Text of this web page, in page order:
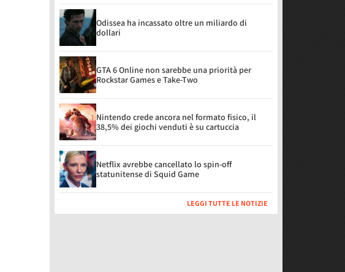
Odissea ha incassato oltre un miliardo di
dollari
GTA 6 Online non sarebbe una priorità per
Rockstar Games e Take-Two
Nintendo crede ancora nel formato fisico, il
38,5% dei giochi venduti è su cartuccia
Netflix avrebbe cancellato lo spin-off
statunitense di Squid Game
LEGGI TUTTE LE NOTIZIE